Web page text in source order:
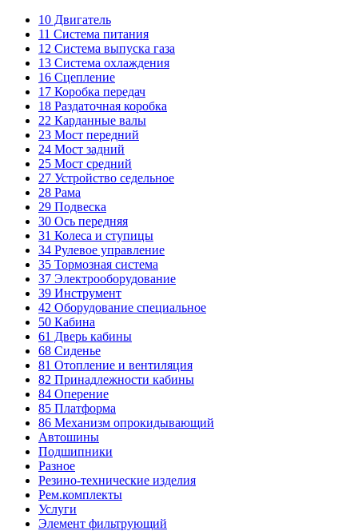
10 Двигатель
11 Система питания
12 Система выпуска газа
13 Система охлаждения
16 Сцепление
17 Коробка передач
18 Раздаточная коробка
22 Карданные валы
23 Мост передний
24 Мост задний
25 Мост средний
27 Устройство седельное
28 Рама
29 Подвеска
30 Ось передняя
31 Колеса и ступицы
34 Рулевое управление
35 Тормозная система
37 Электрооборудование
39 Инструмент
42 Оборудование специальное
50 Кабина
61 Дверь кабины
68 Сиденье
81 Отопление и вентиляция
82 Принадлежности кабины
84 Оперение
85 Платформа
86 Механизм опрокидывающий
Автошины
Подшипники
Разное
Резино-технические изделия
Рем.комплекты
Услуги
Элемент фильтрующий